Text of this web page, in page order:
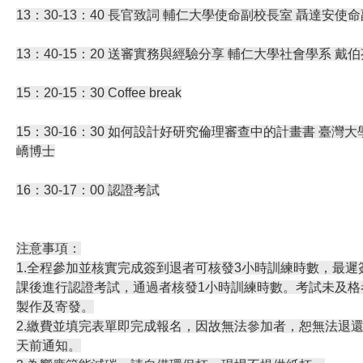
13：30-13：40 長官致詞 輔仁大學使命副校長室 聶達安使
13：40-15：20 送審實務與經驗分享 輔仁大學社會學系 戴
15：20-15：30 Coffee break
15：30-16：30 如何設計好研究倫理審查中的計畫書 臺灣
嶠博士
16：30-17：00 認證考試
注意事項：
1.全程參加並核實完成簽到退者可核發3小時訓練時數，最
課後進行認證考試，通過者核發1小時訓練時數。考試未及
製作及寄發。
2.繳費並填完表單即完成報名，因故無法參加者，恕無法退
天前通知。